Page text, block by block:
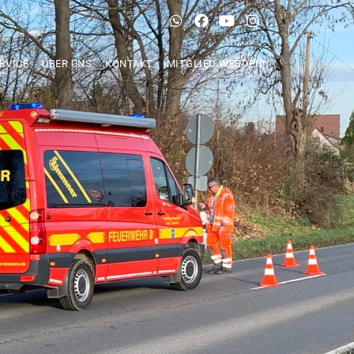
ÜBER UNS KONTAKT MITGLIED WERDEN!